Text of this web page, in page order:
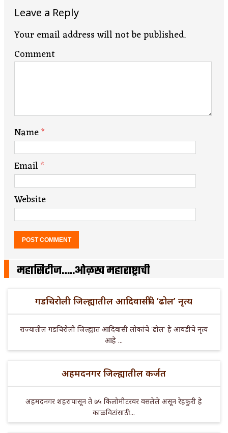
Leave a Reply
Your email address will not be published.
Comment
Name*
Email*
Website
महासिटीज…..ओळख महाराष्ट्राची
गडचिरोली जिल्ह्यातील आदिवासींचे ‘ढोल’ नृत्य
राज्यातील गडचिरोली जिल्ह्यात आदिवासी लोकांचे 'ढोल' हे आवडीचे नृत्य
आहे ...
अहमदनगर जिल्ह्यातील कर्जत
अहमदनगर शहरापासून ते ७५ किलोमीटरवर वसलेले असून रेहकुरी हे
काळविटांसाठी ...